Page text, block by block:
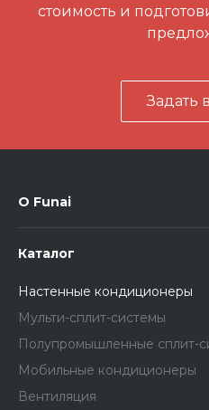
стоимость и
Задать
О Funai
Каталог
Настенные кондиционеры
Мульти-сплит-системы
Полупромышленные сплит-
Мобильные кондиционеры
Вентиляция